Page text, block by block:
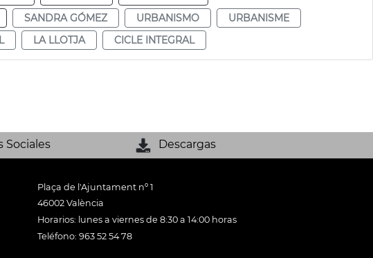
SANDRA GÓMEZ URBANISMO
URBANISME
LA LLOTJA CICLE INTEGRAL
Sociales Descargas
Plaça de l'Ajuntament nº 1
46002 València
Horarios: lunes a viernes de 8:30 a 14:00 horas
Teléfono: 963 52 54 78